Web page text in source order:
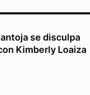
se disculpa
Kimberly Loaiza